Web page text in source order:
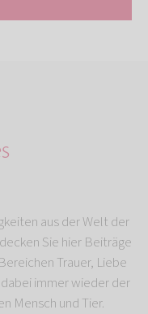
aus der Welt der
Sie hier Beiträge
Trauer, Liebe
immer wieder der
Mensch und Tier.